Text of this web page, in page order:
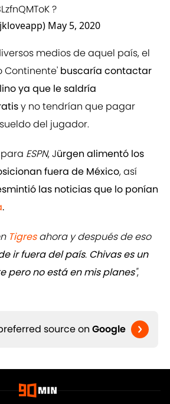
?
May 5, 2020
medios de aquel país, el
Continente' buscaría contactar
ya que le saldría
y no tendrían que pagar
del jugador.
ESPN, Jürgen alimentó los
fuera de México, así
las noticias que lo ponían
.
Tigresahora y después de eso
ir fuera del país. Chivas es un
pero no está en mis planes",
source on Google